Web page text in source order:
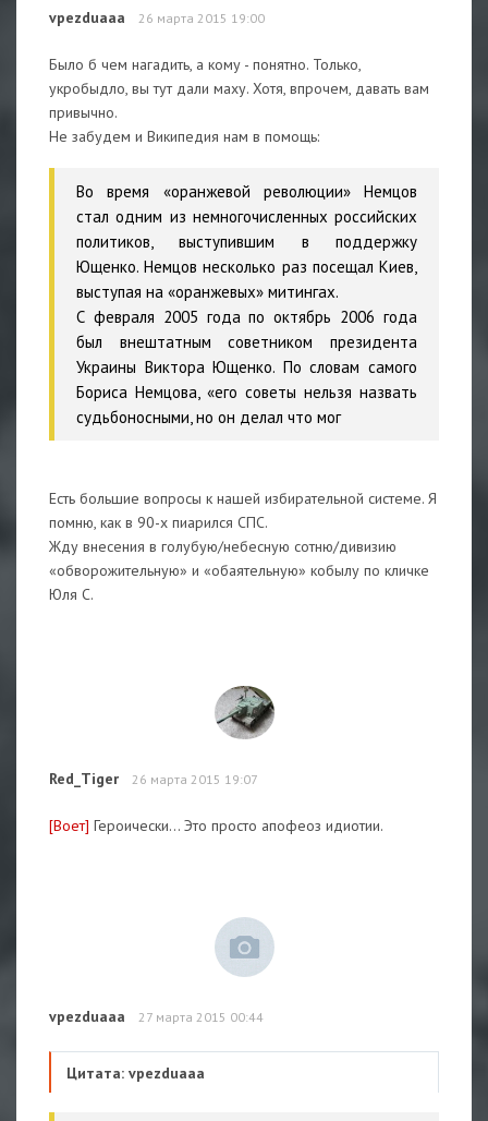
vpezduaaa 26 марта 2015 19:00
Было б чем нагадить, а кому - понятно. Только,
укробыдло, вы тут дали маху. Хотя, впрочем, давать вам
привычно.
Не забудем и Википедия нам в помощь:
Во время «оранжевой революции» Немцов
стал одним из немногочисленных российских
политиков, выступившим в поддержку
Ющенко. Немцов несколько раз посещал Киев,
выступая на «оранжевых» митингах.
С февраля 2005 года по октябрь 2006 года
был внештатным советником президента
Украины Виктора Ющенко. По словам самого
Бориса Немцова, «его советы нельзя назвать
судьбоносными, но он делал что мог
Есть большие вопросы к нашей избирательной системе. Я
помню, как в 90-х пиарился СПС.
Жду внесения в голубую/небесную сотню/дивизию
«обворожительную» и «обаятельную» кобылу по кличке
Юля С.
Red_Tiger 26 марта 2015 19:07
[Воет] Героически... Это просто апофеоз идиотии.
vpezduaaa 27 марта 2015 00:44
Цитата: vpezduaaa